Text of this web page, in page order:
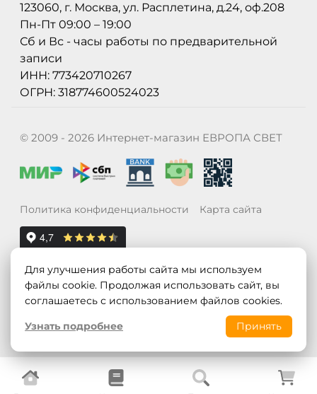
123060, г. Москва, ул. Расплетина, д.24, оф.208
Пн-Пт 09:00 – 19:00
Сб и Вс - часы работы по предварительной
записи
ИНН: 773420710267
ОГРН: 318774600524023
© 2009 - 2026 Интернет-магазин ЕВРОПА СВЕТ
Политика конфиденциальности Карта сайта
Для улучшения работы сайта мы используем
файлы cookie. Продолжая использовать сайт, вы
соглашаетесь с использованием файлов cookies.
Узнать подробнее
Принять